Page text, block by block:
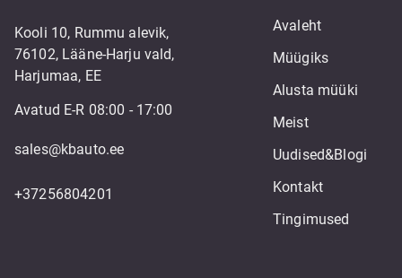
Kooli 10, Rummu alevik,
76102, Lääne-Harju vald,
Harjumaa, EE
Avatud E-R 08:00 - 17:00
sales@kbauto.ee
+37256804201
Avaleht
Müügiks
Alusta müüki
Meist
Uudised&Blogi
Kontakt
Tingimused